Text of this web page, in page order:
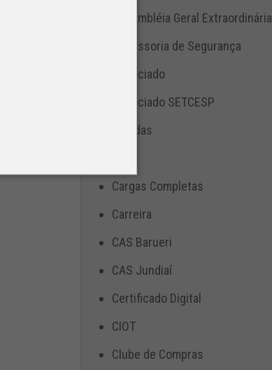
Assembléia Geral Extraordinária
Assessoria de Segurança
Associado
Associado SETCESP
Bebidas
Cargas Completas
Carreira
CAS Barueri
CAS Jundiaí
Certificado Digital
CIOT
Clube de Compras